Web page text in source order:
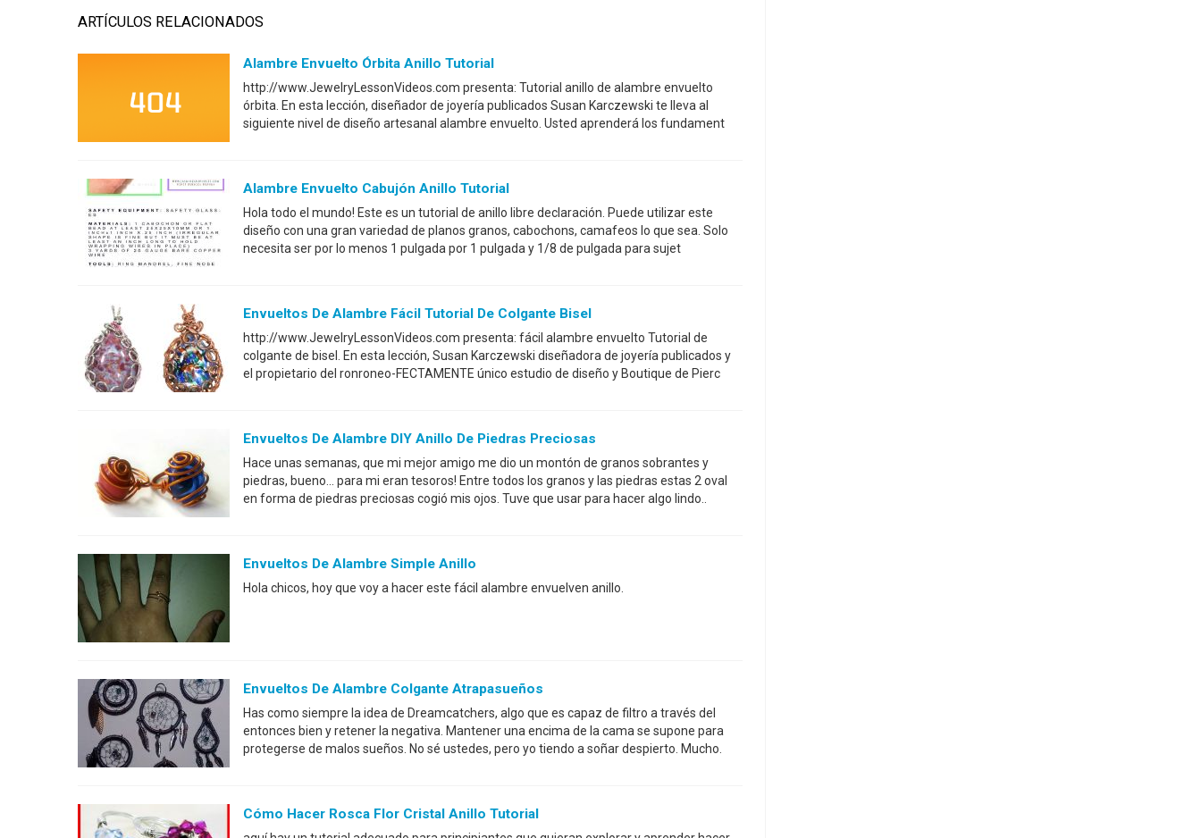
ARTÍCULOS RELACIONADOS
Alambre Envuelto Órbita Anillo Tutorial
http://www.JewelryLessonVideos.com presenta: Tutorial anillo de alambre envuelto
órbita. En esta lección, diseñador de joyería publicados Susan Karczewski te lleva al
siguiente nivel de diseño artesanal alambre envuelto. Usted aprenderá los fundament
Alambre Envuelto Cabujón Anillo Tutorial
Hola todo el mundo! Este es un tutorial de anillo libre declaración. Puede utilizar este
diseño con una gran variedad de planos granos, cabochons, camafeos lo que sea. Solo
necesita ser por lo menos 1 pulgada por 1 pulgada y 1/8 de pulgada para sujet
Envueltos De Alambre Fácil Tutorial De Colgante Bisel
http://www.JewelryLessonVideos.com presenta: fácil alambre envuelto Tutorial de
colgante de bisel. En esta lección, Susan Karczewski diseñadora de joyería publicados y
el propietario del ronroneo-FECTAMENTE único estudio de diseño y Boutique de Pierc
Envueltos De Alambre DIY Anillo De Piedras Preciosas
Hace unas semanas, que mi mejor amigo me dio un montón de granos sobrantes y
piedras, bueno... para mi eran tesoros! Entre todos los granos y las piedras estas 2 oval
en forma de piedras preciosas cogió mis ojos. Tuve que usar para hacer algo lindo..
Envueltos De Alambre Simple Anillo
Hola chicos, hoy que voy a hacer este fácil alambre envuelven anillo.
Envueltos De Alambre Colgante Atrapasueños
Has como siempre la idea de Dreamcatchers, algo que es capaz de filtro a través del
entonces bien y retener la negativa. Mantener una encima de la cama se supone para
protegerse de malos sueños. No sé ustedes, pero yo tiendo a soñar despierto. Mucho.
Cómo Hacer Rosca Flor Cristal Anillo Tutorial